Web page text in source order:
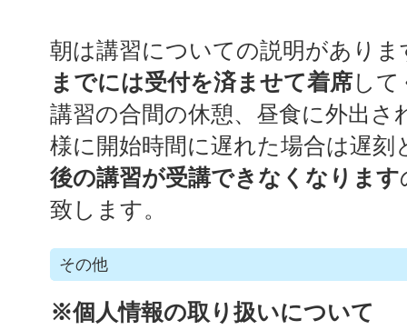
朝は講習についての説明がありま
までには受付を済ませて着席し
講習の合間の休憩、昼食に外出さ
様に開始時間に遅れた場合は遅刻
後の講習が受講できなくなります
致します。
その他
※個人情報の取り扱いについて